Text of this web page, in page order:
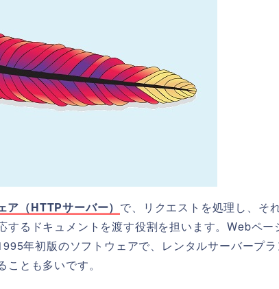
（HTTPサーバー） で、リクエストを処理し、そ
るドキュメントを渡す役割を担います。Webペー
年初版のソフトウェアで、レンタルサーバープ
とも多いです。